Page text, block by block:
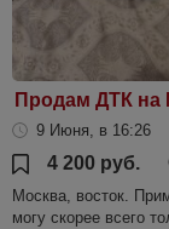
Продам ДТК на
9 Июня, в 16:26
4 200 руб.
Москва, восток.
могу скорее всего